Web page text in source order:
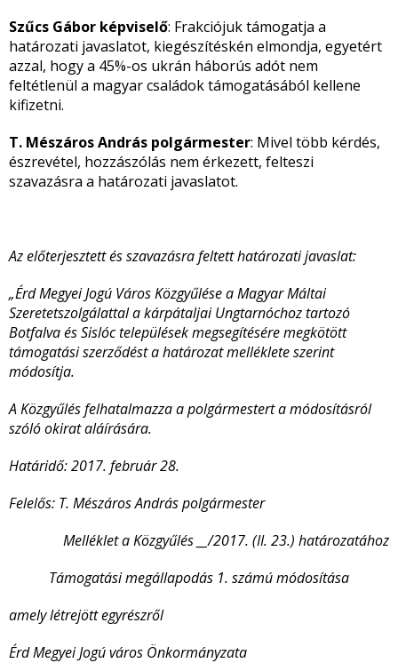
Szűcs Gábor képviselő: Frakciójuk támogatja a
határozati javaslatot, kiegészítéskén elmondja, egyetért
azzal, hogy a 45%-os ukrán háborús adót nem
feltétlenül a magyar családok támogatásából kellene
kifizetni.
T. Mészáros András polgármester: Mivel több kérdés,
észrevétel, hozzászólás nem érkezett, felteszi
szavazásra a határozati javaslatot.
Az előterjesztett és szavazásra feltett határozati javaslat:
„Érd Megyei Jogú Város Közgyűlése a Magyar Máltai
Szeretetszolgálattal a kárpátaljai Ungtarnóchoz tartozó
Botfalva és Sislóc települések megsegítésére megkötött
támogatási szerződést a határozat melléklete szerint
módosítja.
A Közgyűlés felhatalmazza a polgármestert a módosításról
szóló okirat aláírására.
Határidő: 2017. február 28.
Felelős: T. Mészáros András polgármester
Melléklet a Közgyűlés __/2017. (II. 23.) határozatához
Támogatási megállapodás 1. számú módosítása
amely létrejött egyrészről
Érd Megyei Jogú város Önkormányzata